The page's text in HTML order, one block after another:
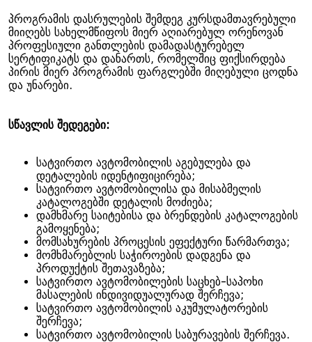
პროგრამის დასრულების შემდეგ კურსდამთავრებული
მიიღებს სახელმწიფოს მიერ აღიარებულ ორენოვან
პროფესიული განთლების დამადასტურებელ
სერტიფიკატს და დანართს, რომელშიც ფიქსირდება
პირის მიერ პროგრამის ფარგლებში მიღებული ცოდნა
და უნარები.
სწავლის შედეგები:
სატვირთო ავტომობილის აგებულება და
დეტალების იდენტიფიცირება;
სატვირთო ავტომობილისა და მისაბმელის
კატალოგებში დეტალის მოძიება;
დამხმარე საიტებისა და ბრენდების კატალოგების
გამოყენება;
მომსახურების პროცესის ეფექტური წარმართვა;
მომხმარებლის საჭიროების დადგენა და
პროდუქტის შეთავაზება;
სატვირთო ავტომობილების საცხებ-საპოხი
მასალების ინდივიდუალურად შერჩევა;
სატვირთო ავტომობილის აკუმულატორების
შერჩევა;
სატვირთო ავტომობილის საბურავების შერჩევა.